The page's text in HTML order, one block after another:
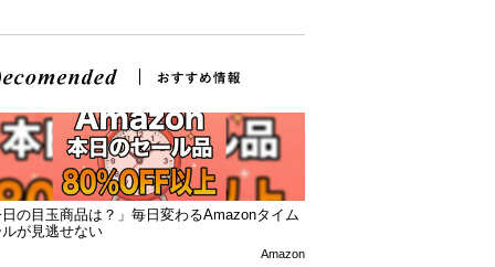
の目玉商品は？」毎日変わるAmazonタイム
が見逃せない
Amazon